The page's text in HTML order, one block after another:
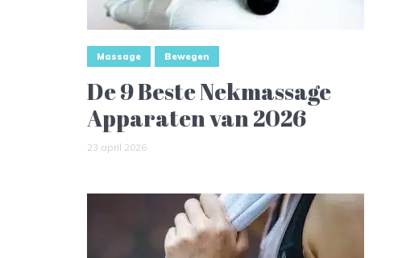
Massage Bewegen
De 9 Beste Nekmassage
Apparaten van 2026
23 april 2026